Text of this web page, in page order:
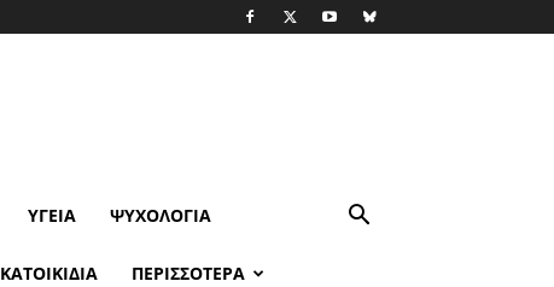
ΥΓΕΊΑ ΨΥΧΟΛΟΓΙΑ
ΚΑΤΟΙΚΙΔΙΑ ΠΕΡΙΣΣΟΤΕΡΑ